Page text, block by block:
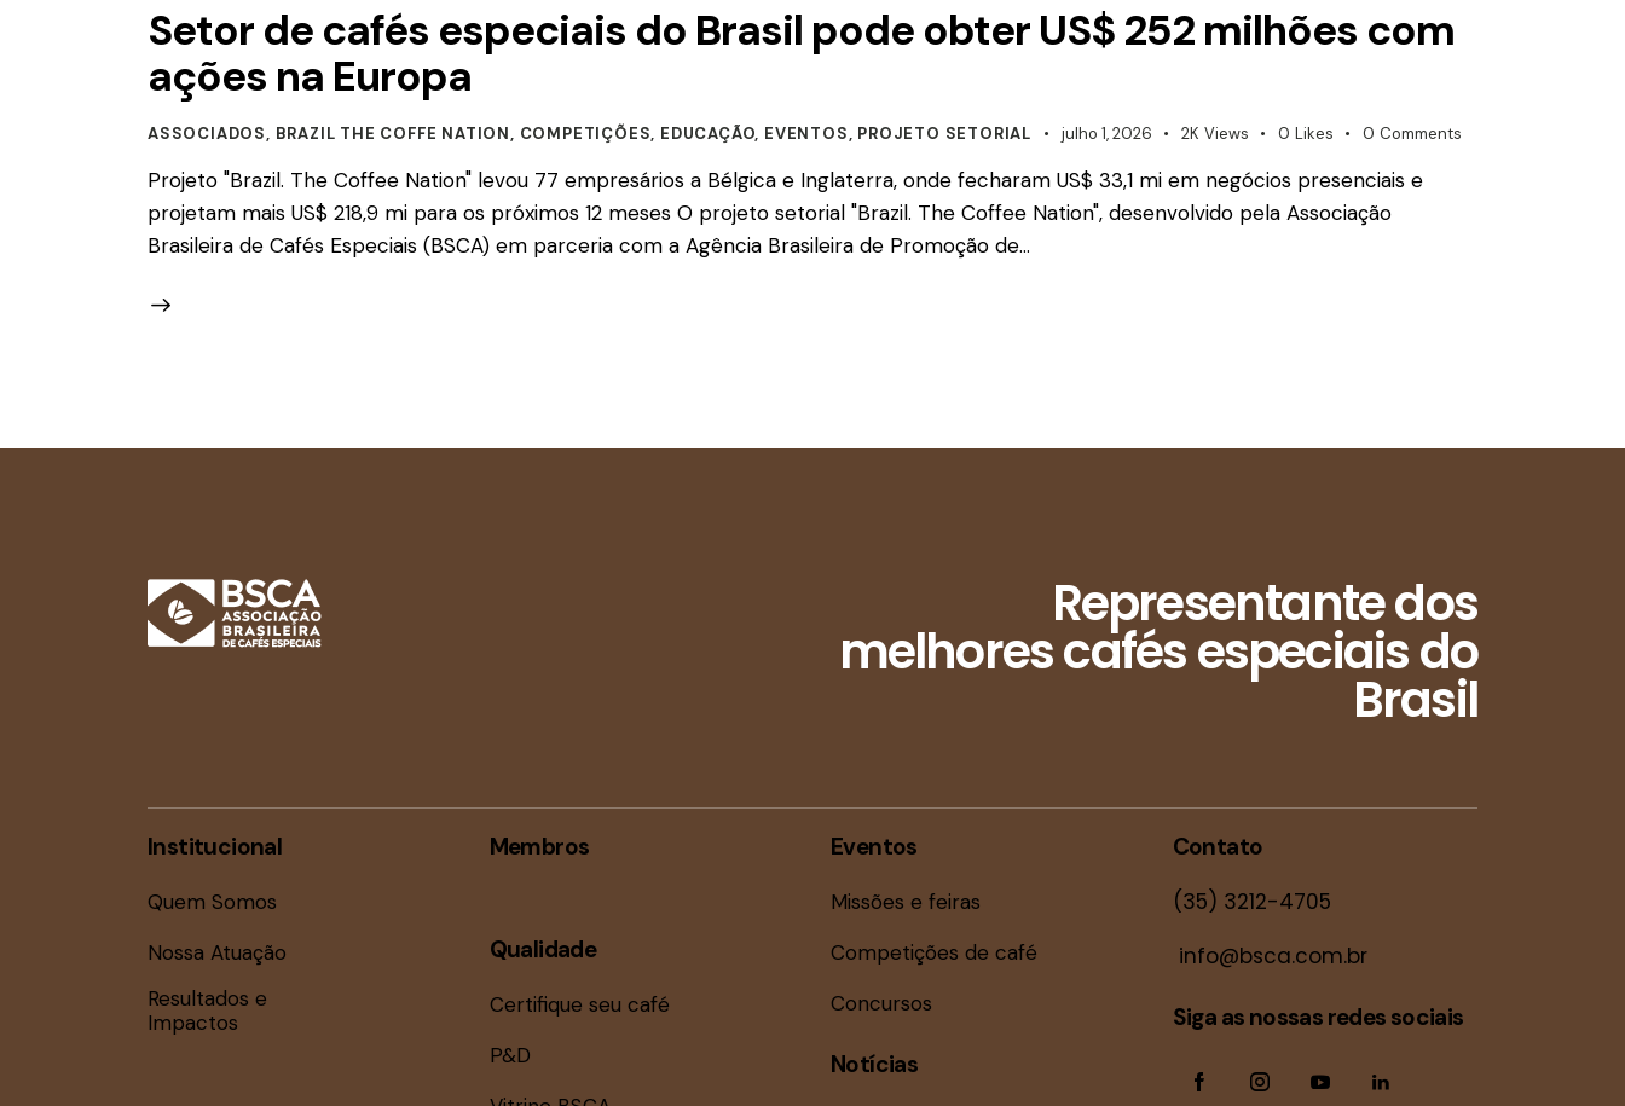
Setor de cafés especiais do Brasil pode obter US$ 252 milhões com
ações na Europa
ASSOCIADOS, BRAZIL THE COFFE NATION, COMPETIÇÕES, EDUCAÇÃO, EVENTOS, PROJETO SETORIAL julho 1, 2026 2K Views 0 Likes 0 Comments
Projeto "Brazil. The Coffee Nation" levou 77 empresários a Bélgica e Inglaterra, onde fecharam US$ 33,1 mi em negócios presenciais e
projetam mais US$ 218,9 mi para os próximos 12 meses O projeto setorial "Brazil. The Coffee Nation", desenvolvido pela Associação
Brasileira de Cafés Especiais (BSCA) em parceria com a Agência Brasileira de Promoção de…
Representante dos
melhores cafés especiais do
Brasil
Institucional
Quem Somos
Nossa Atuação
Resultados e
Impactos
Membros
Qualidade
Certifique seu café
P&D
Eventos
Missões e feiras
Competições de café
Concursos
Notícias
Contato
(35) 3212-4705
info@bsca.com.br
Siga as nossas redes sociais